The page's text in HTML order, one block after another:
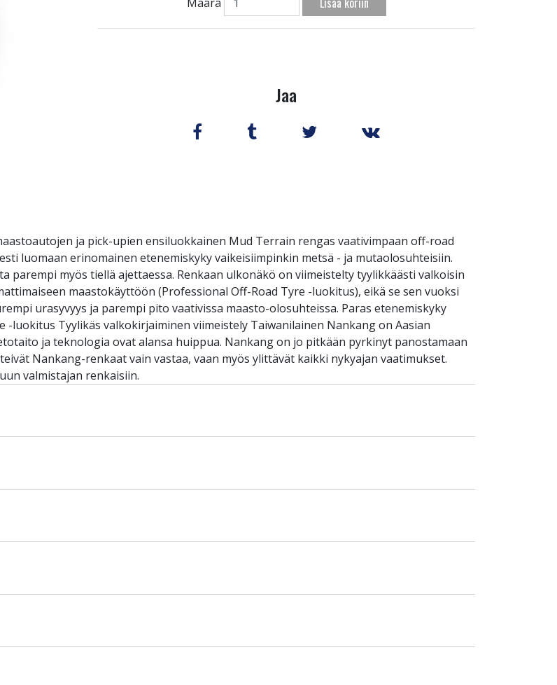
Jaa
ja pick-upien ensiluokkainen Mud Terrain rengas vaativimpaan off-road
luomaan erinomainen etenemiskyky vaikeisiimpinkin metsä - ja mutaolosuhteisiin.
myös tiellä ajettaessa. Renkaan ulkonäkö on viimeistelty tyylikkäästi valkoisin
maastokäyttöön (Professional Off-Road Tyre -luokitus), eikä se sen vuoksi
urasyvyys ja parempi pito vaativissa maasto-olosuhteissa. Paras etenemiskyky
-luokitus Tyylikäs valkokirjaiminen viimeistely Taiwanilainen Nankang on Aasian
ja teknologia ovat alansa huippua. Nankang on jo pitkään pyrkinyt panostamaan
Nankang-renkaat vain vastaa, vaan myös ylittävät kaikki nykyajan vaatimukset.
valmistajan renkaisiin.